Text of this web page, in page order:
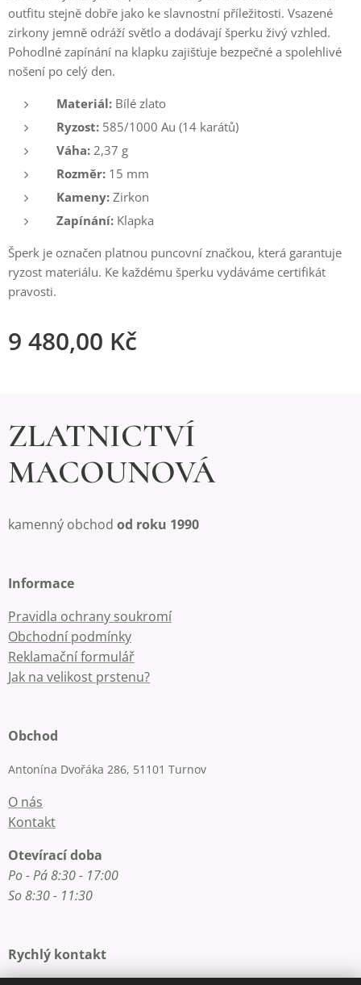
outfitu stejně dobře jako ke slavnostní příležitosti. Vsazené
zirkony jemně odráží světlo a dodávají šperku živý vzhled.
Pohodlné zapínání na klapku zajišťuje bezpečné a spolehlivé
nošení po celý den.
Materiál: Bílé zlato
Ryzost: 585/1000 Au (14 karátů)
Váha: 2,37 g
Rozměr: 15 mm
Kameny: Zirkon
Zapínání: Klapka
Šperk je označen platnou puncovní značkou, která garantuje
ryzost materiálu. Ke každému šperku vydáváme certifikát
pravosti.
9 480,00 Kč
ZLATNICTVÍ
MACOUNOVÁ
kamenný obchod od roku 1990
Informace
Pravidla ochrany soukromí
Obchodní podmínky
Reklamační formulář
Jak na velikost prstenu?
Obchod
Antonína Dvořáka 286, 51101 Turnov
O nás
Kontakt
Otevírací doba
Po - Pá 8:30 - 17:00
So 8:30 - 11:30
Rychlý kontakt